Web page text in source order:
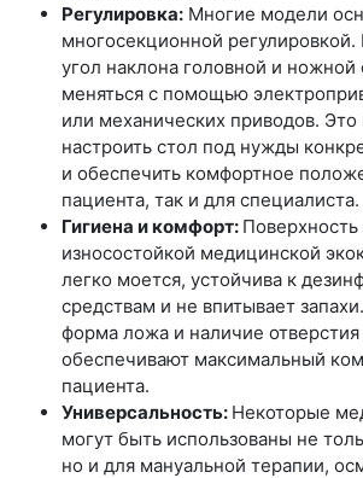
Регулировка: Многие модели
многосекционной регулировкой.
угол наклона головной и ножной
меняться с помощью
или механических приводов. Это
настроить стол под нужды
и обеспечить комфортное
пациента, так и для специалиста.
Гигиена и комфорт: Поверхность
износостойкой медицинской
легко моется, устойчива к
средствам и не впитывает
форма ложа и наличие
обеспечивают максимальный
пациента.
Универсальность: Некоторые
могут быть использованы не
но и для мануальной терапии,